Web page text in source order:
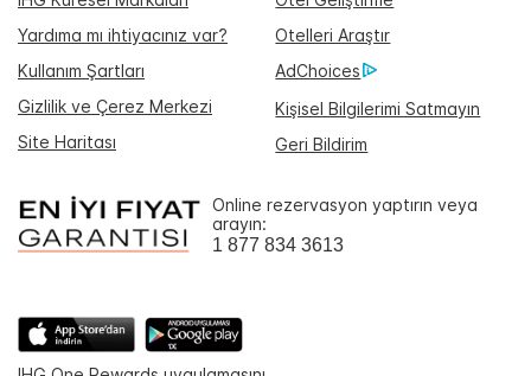
Yardıma mı ihtiyacınız var?
Otelleri Araştır
Kullanım Şartları
AdChoices
Gizlilik ve Çerez Merkezi
Kişisel Bilgilerimi Satmayın
Site Haritası
Geri Bildirim
Online rezervasyon yaptırın veya
arayın:
1 877 834 3613